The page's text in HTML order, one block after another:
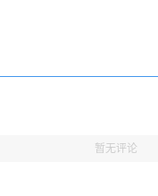
暂无评论